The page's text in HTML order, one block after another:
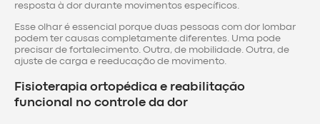
resposta à dor durante movimentos específicos.
Esse olhar é essencial porque duas pessoas com dor lombar
podem ter causas completamente diferentes. Uma pode
precisar de fortalecimento. Outra, de mobilidade. Outra, de
ajuste de carga e reeducação de movimento.
Fisioterapia ortopédica e reabilitação
funcional no controle da dor